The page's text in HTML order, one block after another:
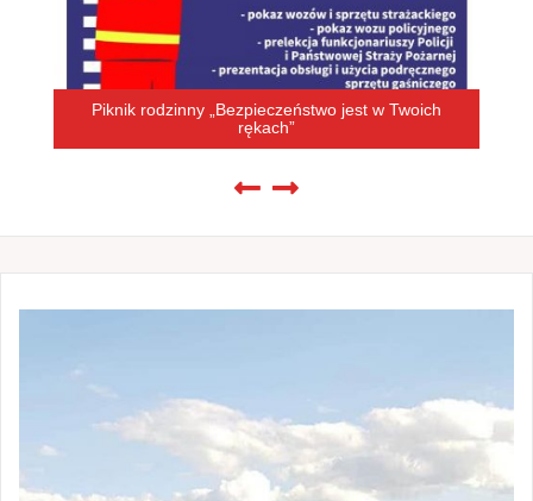
Piknik rodzinny „Bezpieczeństwo jest w Twoich
rękach”